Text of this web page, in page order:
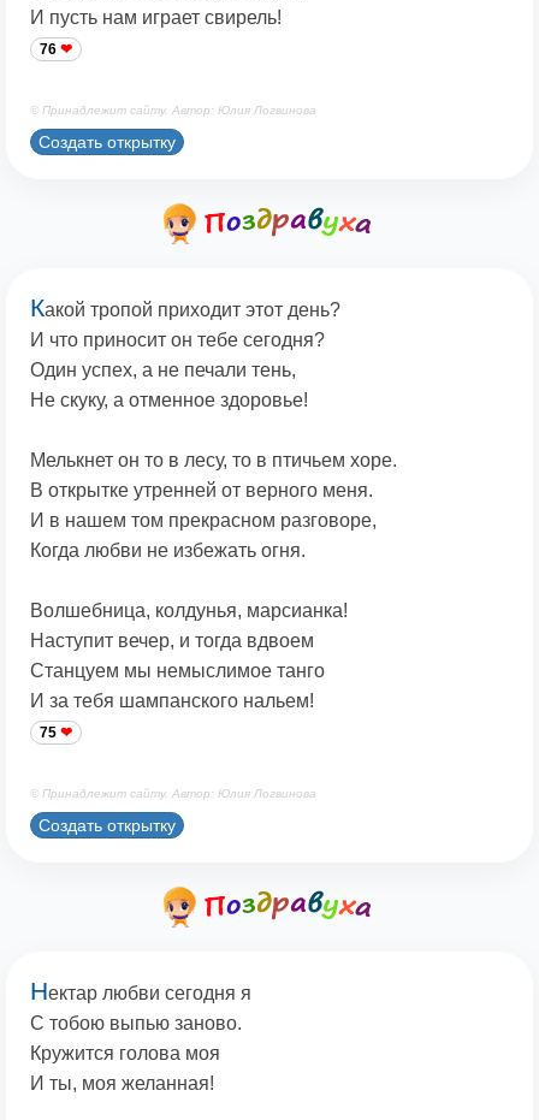
И пусть нам играет свирель!
76
© Принадлежит сайту. Автор: Юлия Логвинова
Создать открытку
Какой тропой приходит этот день?
И что приносит он тебе сегодня?
Один успех, а не печали тень,
Не скуку, а отменное здоровье!
Мелькнет он то в лесу, то в птичьем хоре.
В открытке утренней от верного меня.
И в нашем том прекрасном разговоре,
Когда любви не избежать огня.
Волшебница, колдунья, марсианка!
Наступит вечер, и тогда вдвоем
Станцуем мы немыслимое танго
И за тебя шампанского нальем!
75
© Принадлежит сайту. Автор: Юлия Логвинова
Создать открытку
Нектар любви сегодня я
С тобою выпью заново.
Кружится голова моя
И ты, моя желанная!